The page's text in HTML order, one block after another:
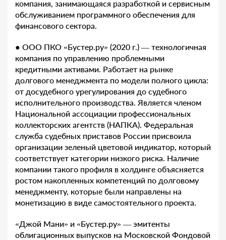
компания, занимающаяся разработкой и сервисным
обслуживанием программного обеспечения для
финансового сектора.
● ООО ПКО «Бустер.ру» (2020 г.) — технологичная
компания по управлению проблемными
кредитными активами. Работает на рынке
долгового менеджмента по модели полного цикла:
от досудебного урегулирования до судебного
исполнительного производства. Является членом
Национальной ассоциации профессиональных
коллекторских агентств (НАПКА). Федеральная
служба судебных приставов России присвоила
организации зеленый цветовой индикатор, который
соответствует категории низкого риска. Наличие
компании такого профиля в холдинге объясняется
ростом накопленных компетенций по долговому
менеджменту, которые были направлены на
монетизацию в виде самостоятельного проекта.
«Джой Мани» и «Бустер.ру» — эмитенты
облигационных выпусков на Московской Фондовой